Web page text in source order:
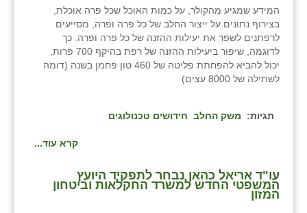
המידע שמגיע מהקולר, על כמות האוכל שכל פרה אוכלת,
בצירוף נתונים על ייצור החלב של כל פרה ופרה, מסייעים
לרפתנים לשפר את יעילות ההזנה של כל פרה ופרה. כך
לדוגמה, שיפור ביעילות ההזנה של רפת בהיקף 700 פרות,
יכול להביא להפחתת פליטה של 460 טון פחמן בשנה (דומה
לשתילה של 8000 עצים)
תגיות: משק החלב חידושים טכנולוגים
קרא עוד...
עו"ד אריאל כהאן נבחר לתפקיד היועץ
המשפטי החדש למשרד החקלאות וביטחון
המזון